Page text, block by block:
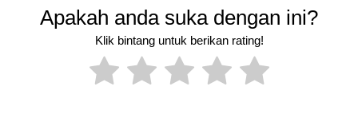
Apakah anda suka dengan ini?
Klik bintang untuk berikan rating!